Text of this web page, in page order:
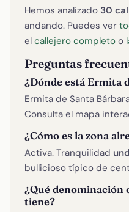
Hemos analizado 30
andando. Puedes ver
el callejero completo o
Preguntas
¿Dónde está Ermita
Ermita de Santa
Consulta el mapa
¿Cómo es la zona
Activa. Tranquilidad
bullicioso típico de
¿Qué
tiene?